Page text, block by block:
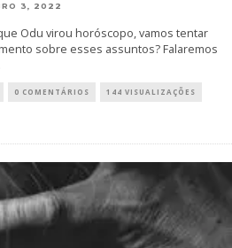
3, 2022
Odu virou horóscopo, vamos tentar
sobre esses assuntos? Falaremos
0 COMENTÁRIOS 144 VISUALIZAÇÕES